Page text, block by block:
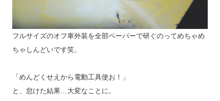
フルサイズのオフ車外装を全部ペーパーで研ぐのってめちゃめ
ちゃしんどいです笑。
「めんどくせえから電動工具使お！」
と、怠けた結果…大変なことに。